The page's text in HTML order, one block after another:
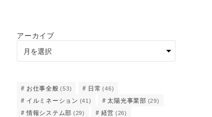
アーカイブ
お仕事全般 (53) 日常 (46)
イルミネーション (41) 太陽光事業部 (29)
情報システム部 (29) 経営 (26)